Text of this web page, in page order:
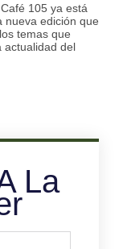
105 ya está
nueva edición que
temas que
actualidad del
La